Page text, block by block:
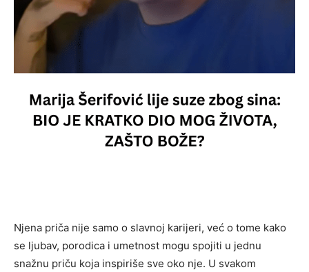
Njena priča nije samo o slavnoj karijeri, već o tome kako
se ljubav, porodica i umetnost mogu spojiti u jednu
snažnu priču koja inspiriše sve oko nje. U svakom